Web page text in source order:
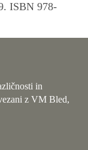
ISBN 978-
in
z VM Bled,